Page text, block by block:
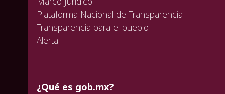
Plataforma Nacional de Transparencia
Transparencia para el pueblo
Alerta
¿Qué es gob.mx?